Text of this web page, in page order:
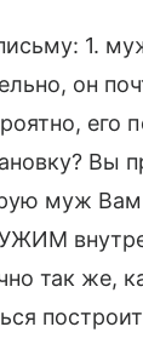
1.
он
его
Вы
муж
так же,